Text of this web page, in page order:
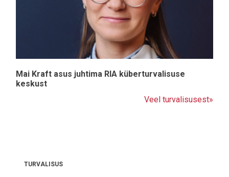
Mai Kraft asus juhtima RIA küberturvalisuse
keskust
Veel turvalisusest»
TURVALISUS